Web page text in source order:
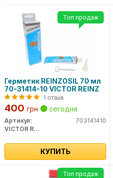
Герметик REINZOSIL 70 мл
70-31414-10 VICTOR REINZ
1 отзыв
400 грн сегодня
Артикул:
703141410
VICTOR REINZ
КУПИТЬ
Топ продаж
Топ продаж